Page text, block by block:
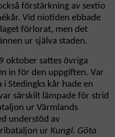
förstärkning av sextio
Vid niotiden ebbade
förlorat, men det
ur själva staden.
oktober sattes övriga
in för den uppgiften. Var
Stedingks kår hade en
särskilt lämpade för strid
ur Värmlands
understöd av
ur Kungl. Göta